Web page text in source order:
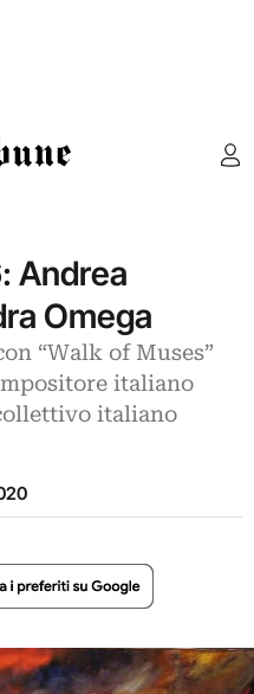
Andrea
Omega
“Walk of Muses”
italiano
italiano